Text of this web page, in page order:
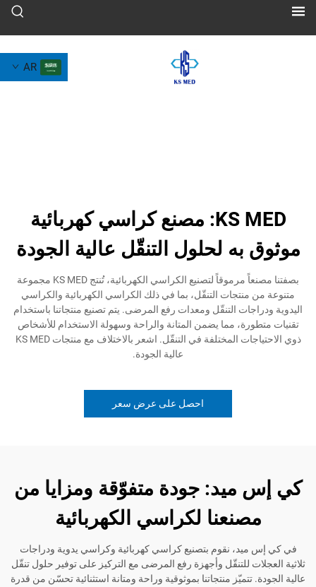
KS MED: مصنع كراسي كهربائية
لحلول التنقّل عالية الجودة
بصفتنا مصنعاً مرموقاً لتصنيع الكراسي الكهربائية، تُنتج KS MED مجموعة
التنقّل، بما في ذلك الكراسي الكهربائية والكراسي
التنقّل ومعدات رفع المرضى. يتم تصنيع منتجاتنا باستخدام
مما يضمن المتانة والراحة وسهولة الاستخدام للأشخاص
ذوي الاحتياجات المختلفة في التنقّل. اشعر بالاختلاف مع منتجات KS MED
احصل على عرض سعر
جودة متفوّقة ومزايا من
لكراسي الكهربائية
نقوم بتصنيع كراسي كهربائية وكراسي يدوية ودراجات
للتنقّل وأجهزة رفع المرضى مع التركيز على توفير حلول تنقّل
تتميّز منتجاتنا بموثوقية وراحة ومتانة استثنائية تحسّن من قدرة